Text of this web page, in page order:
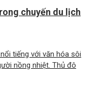
chuyến du lịch
tiếng với văn hóa sôi
nồng nhiệt. Thủ đô